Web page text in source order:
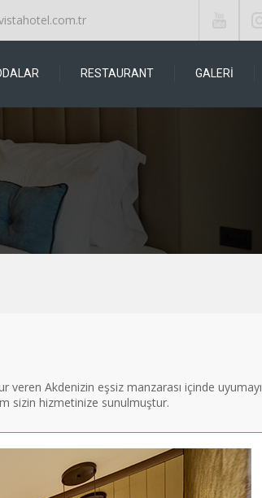
RESTAURANT GALERI
Akdenizin eşsiz manzarası içinde uyumayı
sizin hizmetinize sunulmuştur.